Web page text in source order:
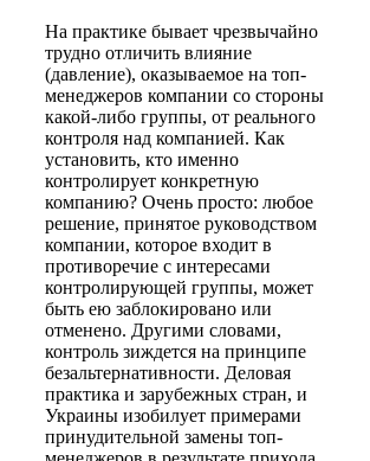
На практике бывает чрезвычайно
трудно отличить влияние
(давление), оказываемое на топ-
менеджеров компании со стороны
какой-либо группы, от реального
контроля над компанией. Как
установить, кто именно
контролирует конкретную
компанию? Очень просто: любое
решение, принятое руководством
компании, которое входит в
противоречие с интересами
контролирующей группы, может
быть ею заблокировано или
отменено. Другими словами,
контроль зиждется на принципе
безальтернативности. Деловая
практика и зарубежных стран, и
Украины изобилует примерами
принудительной замены топ-